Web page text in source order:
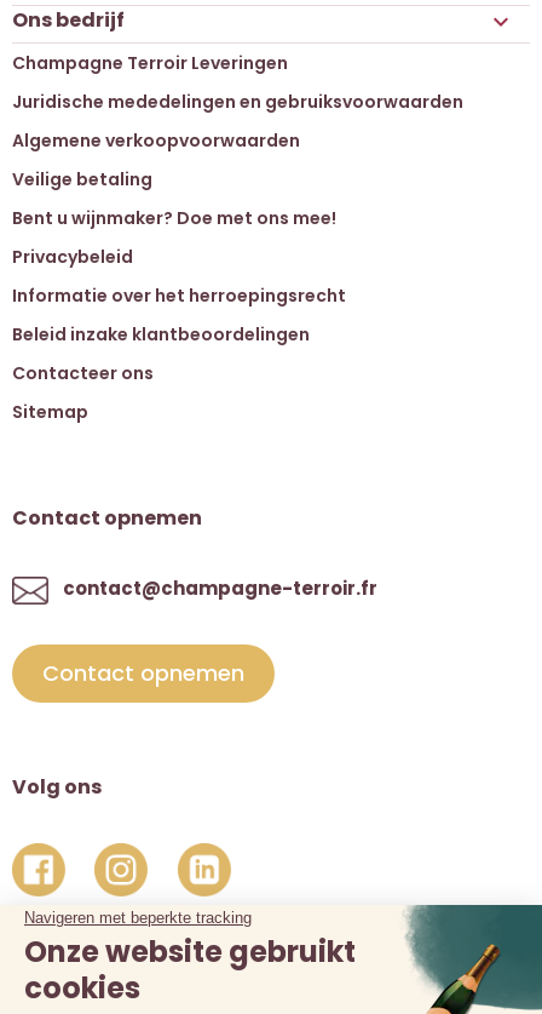
Ons bedrijf 
Champagne Terroir Leveringen
Juridische mededelingen en gebruiksvoorwaarden
Algemene verkoopvoorwaarden
Veilige betaling
Bent u wijnmaker? Doe met ons mee!
Privacybeleid
Informatie over het herroepingsrecht
Beleid inzake klantbeoordelingen
Contacteer ons
Sitemap
Contact opnemen
contact@champagne-terroir.fr
Contact opnemen
Volg ons